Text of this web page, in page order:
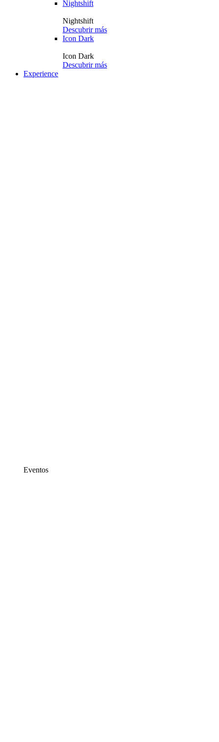
Nightshift
Nightshift
Descubrir más
Icon Dark
Icon Dark
Descubrir más
Experience
Eventos